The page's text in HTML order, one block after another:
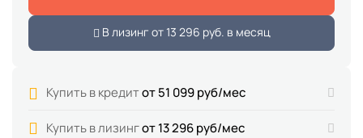
В лизинг от13 296 руб. в месяц
Купить в кредитот 51 099 руб/мес
Купить в лизингот 13 296 руб/мес